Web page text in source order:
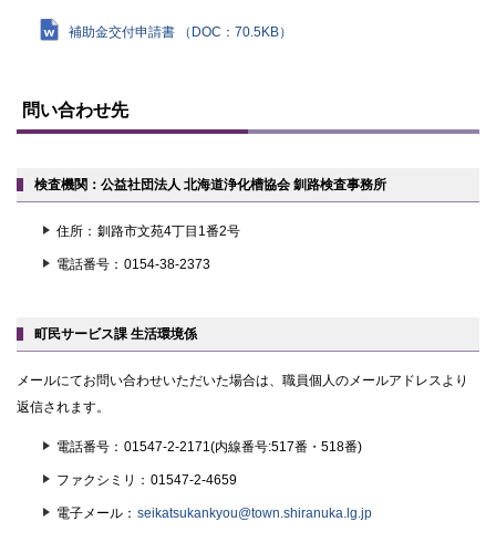
補助金交付申請書 （DOC：70.5KB）
ッ問い合わせ先
検査機関：公益社団法人 北海道浄化槽協会 釧路検査事務所
住所 釧路市文苑4丁目1番2号
電話番号 0154-38-2373
町民サービス課 生活環境係
メールにてお問い合わせいただいた場合は、職員個人のメールアドレスより
返信されます。
電話番号 01547-2-2171(内線番号:517番・518番)
ファクシミリ 01547-2-4659
電子メール seikatsukankyou@town.shiranuka.lg.jp